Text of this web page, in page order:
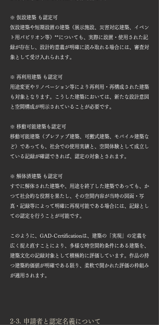
※ 仮設建築 も認定可
仮設建築や短期設置の建築（展示施設、災害対応建築、イベン
ト用パビリオン等）**についても、実際に設置・使用された記
録が存在し、設計的意義が明確に読み取れる場合には、審査対
象として受け入れられます。
※ 再利用建築 も認定可
用途変更やリノベーション等により再利用・再構成された建築
も対象となります。こうした建築においては、新たな設計意図
と空間構成が明示されていることが必要です。
※ 移動可能建築も認定可
移動可能建築（プレファブ建築、可搬式建築、モバイル建築な
ど）であっても、社会での使用実績と、空間体験として成立し
ている記録が確認できれば、認定の対象とされます。
※ 解体済建築 も認定可
すでに解体された建築や、用途を終了した建築であっても、か
つて社会的な役割を果たし、その空間内容が当時の図面・写
真・記録等によって明確に再現可能である場合には、記録とし
ての認定を行うことが可能です。
このように、GAD-Certificationは、建築の「実現」の定義を
広く捉え直すことにより、多様な時空間的条件にある建築を、
建築文化の記録対象として積極的に評価しています。作品の持
つ建築的価値が明確である限り、柔軟で開かれた評価の枠組み
が適用されます。
2-3. 申請者と認定名義について